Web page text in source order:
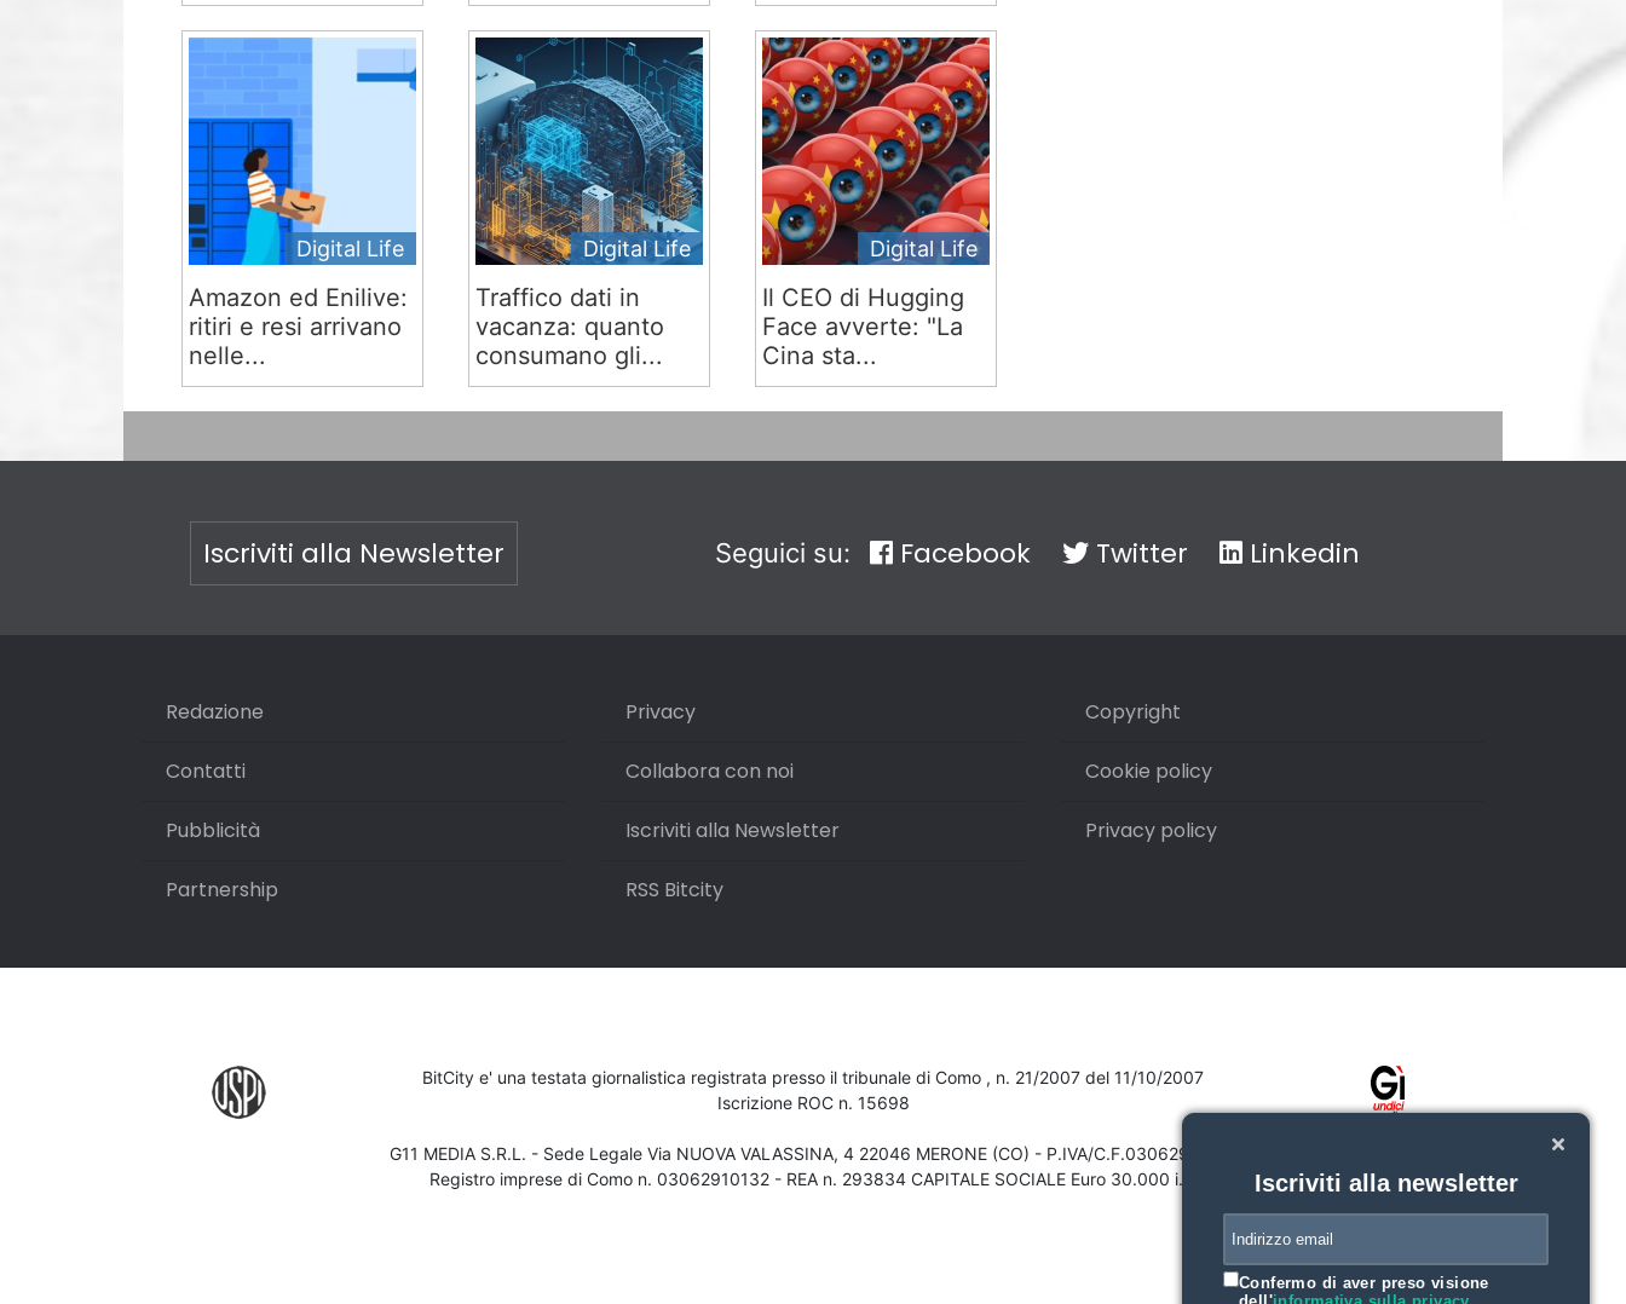
Digital Life
Amazon ed Enilive:
ritiri e resi arrivano
nelle...
Digital Life
Traffico dati in
vacanza: quanto
consumano gli...
Digital Life
Il CEO di Hugging
Face avverte: "La
Cina sta...
Iscriviti alla Newsletter Seguici su: Facebook Twitter Linkedin
Redazione
Contatti
Pubblicità
Partnership
Privacy
Collabora con noi
Iscriviti alla Newsletter
RSS Bitcity
Copyright
Cookie policy
Privacy policy
BitCity e' una testata giornalistica registrata presso il tribunale di Como , n. 21/2007 del 11/10/2007
Iscrizione ROC n. 15698
G11 MEDIA S.R.L. - Sede Legale Via NUOVA VALASSINA, 4 22046 MERONE (CO) - P.IVA/C.F.03062910132
Registro imprese di Como n. 03062910132 - REA n. 293834 CAPITALE SOCIALE Euro 30.000 i.v.
Iscriviti alla newsletter
Confermo di aver preso visione